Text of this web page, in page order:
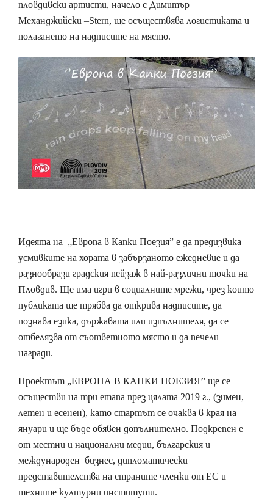
пловдивски артисти, начело с Димитър
Механджийски –Stern, ще осъществява логистиката и
полагането на надписите на място.
Идеята на „Европа в Капки Поезия” е да предизвика
усмивките на хората в забързаното ежедневие и да
разнообрази градския пейзаж в най-различни точки на
Пловдив. Ще има игри в социалните мрежи, чрез които
публиката ще трябва да открива надписите, да
познава езика, държавата или изпълнителя, да се
отбелязва от съответното място и да печели
награди.
Проектът „ЕВРОПА В КАПКИ ПОЕЗИЯ’’ ще се
осъществи на три етапа през цялата 2019 г., (зимен,
летен и есенен), като стартът се очаква в края на
януари и ще бъде обявен допълнително. Подкрепен е
от местни и национални медии, българския и
международен бизнес, дипломатически
представителства на страните членки от ЕС и
техните културни институти.